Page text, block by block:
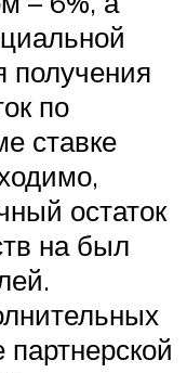
по
ставке
остаток
на был
партнерской